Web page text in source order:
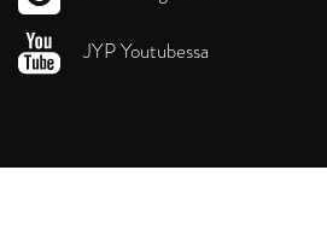
JYP Youtubessa